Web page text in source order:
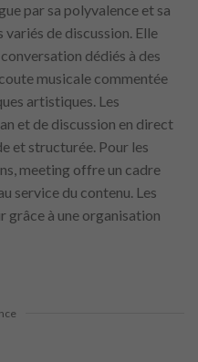
par sa polyvalence et sa
de discussion. Elle
dédiés à des
musicale commentée
artistiques. Les
et de discussion en direct
et structurée. Pour les
meeting offre un cadre
service du contenu. Les
grâce à une organisation